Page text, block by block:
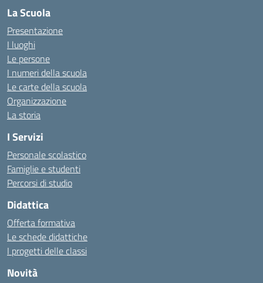
La Scuola
Presentazione
I luoghi
Le persone
I numeri della scuola
Le carte della scuola
Organizzazione
La storia
I Servizi
Personale scolastico
Famiglie e studenti
Percorsi di studio
Didattica
Offerta formativa
Le schede didattiche
I progetti delle classi
Novità